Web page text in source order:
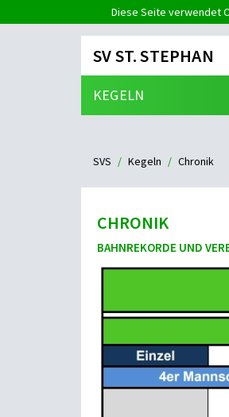
Diese Seite verwendet
SV ST. STEPHAN
KEGELN
SVS Kegeln Chronik
CHRONIK
BAHNREKORDE UND